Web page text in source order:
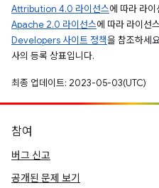
Attribution 4.0 라이선스에 따라 라
Apache 2.0 라이선스에 따라 라이선
Developers 사이트 정책을 참조하세
사의 등록 상표입니다.
최종 업데이트: 2023-05-03(UTC)
참여
버그 신고
공개된 문제 보기